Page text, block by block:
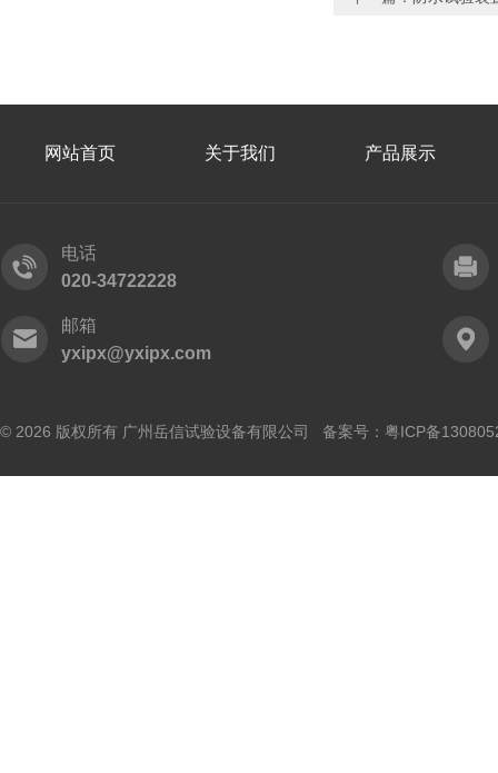
网站首页 关于我们 产品展示
电话
020-34722228
邮箱
yxipx@yxipx.com
© 2026 版权所有 广州岳信试验设备有限公司 备案号： 粤ICP备